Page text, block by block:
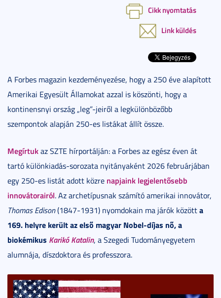
Cikk nyomtatás
Link küldés
A Forbes magazin kezdeményezése, hogy a 250 éve alapított
Amerikai Egyesült Államokat azzal is köszönti, hogy a
kontinensnyi ország „leg”-jeiről a legkülönbözőbb
szempontok alapján 250-es listákat állít össze.
Megírtukaz SZTE hírportálján: a Forbes az egész éven át
tartó különkiadás-sorozata nyitányaként 2026 februárjában
egy 250-es listát adott közre napjaink legjelentősebb
innovátorairól. Az archetípusnak számító amerikai innovátor,
Thomas Edison(1847-1931) nyomdokain ma járók közötta
169. helyre került az első magyar Nobel-díjas nő, a
biokémikus Karikó Katalin, a Szegedi Tudományegyetem
alumnája, díszdoktora és professzora.